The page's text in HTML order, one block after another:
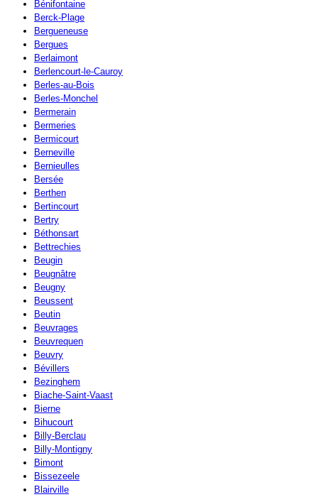
Bénifontaine
Berck-Plage
Bergueneuse
Bergues
Berlaimont
Berlencourt-le-Cauroy
Berles-au-Bois
Berles-Monchel
Bermerain
Bermeries
Bermicourt
Berneville
Bernieulles
Bersée
Berthen
Bertincourt
Bertry
Béthonsart
Bettrechies
Beugin
Beugnâtre
Beugny
Beussent
Beutin
Beuvrages
Beuvrequen
Beuvry
Bévillers
Bezinghem
Biache-Saint-Vaast
Bierne
Bihucourt
Billy-Berclau
Billy-Montigny
Bimont
Bissezeele
Blairville